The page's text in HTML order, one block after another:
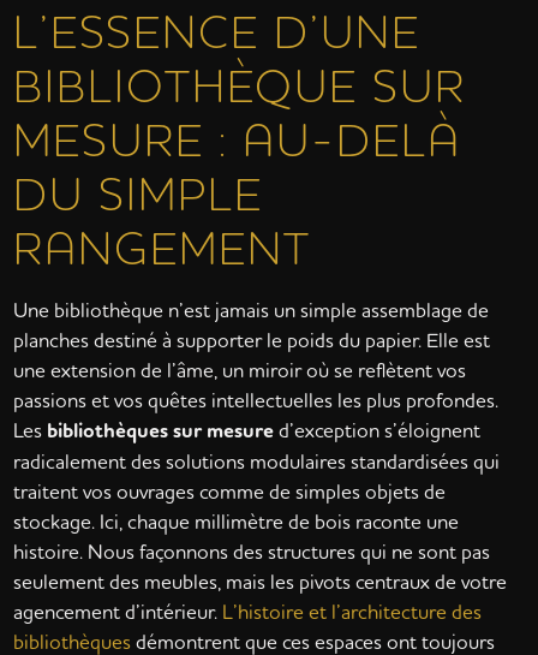
L’ESSENCE D’UNE
BIBLIOTHÈQUE SUR
MESURE : AU-DELÀ
DU SIMPLE
RANGEMENT
Une bibliothèque n’est jamais un simple assemblage de
planches destiné à supporter le poids du papier. Elle est
une extension de l’âme, un miroir où se reflètent vos
passions et vos quêtes intellectuelles les plus profondes.
Les bibliothèques sur mesured’exception s’éloignent
radicalement des solutions modulaires standardisées qui
traitent vos ouvrages comme de simples objets de
stockage. Ici, chaque millimètre de bois raconte une
histoire. Nous façonnons des structures qui ne sont pas
seulement des meubles, mais les pivots centraux de votre
agencement d’intérieur. L’histoire et l’architecture des
bibliothèquesdémontrent que ces espaces ont toujours